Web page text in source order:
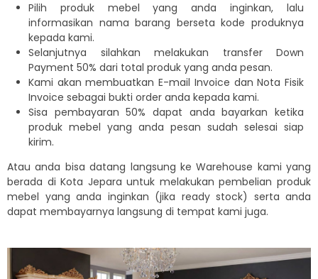
Pilih produk mebel yang anda inginkan, lalu
informasikan nama barang berseta kode produknya
kepada kami.
Selanjutnya silahkan melakukan transfer Down
Payment 50% dari total produk yang anda pesan.
Kami akan membuatkan E-mail Invoice dan Nota Fisik
Invoice sebagai bukti order anda kepada kami.
Sisa pembayaran 50% dapat anda bayarkan ketika
produk mebel yang anda pesan sudah selesai siap
kirim.
Atau anda bisa datang langsung ke Warehouse kami yang
berada di Kota Jepara untuk melakukan pembelian produk
mebel yang anda inginkan (jika ready stock) serta anda
dapat membayarnya langsung di tempat kami juga.